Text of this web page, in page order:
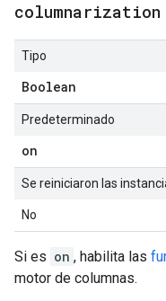
columnarization
Tipo
Boolean
Predeterminado
on
Se reiniciaron las
No
Si es on , habilita las
motor de columnas.